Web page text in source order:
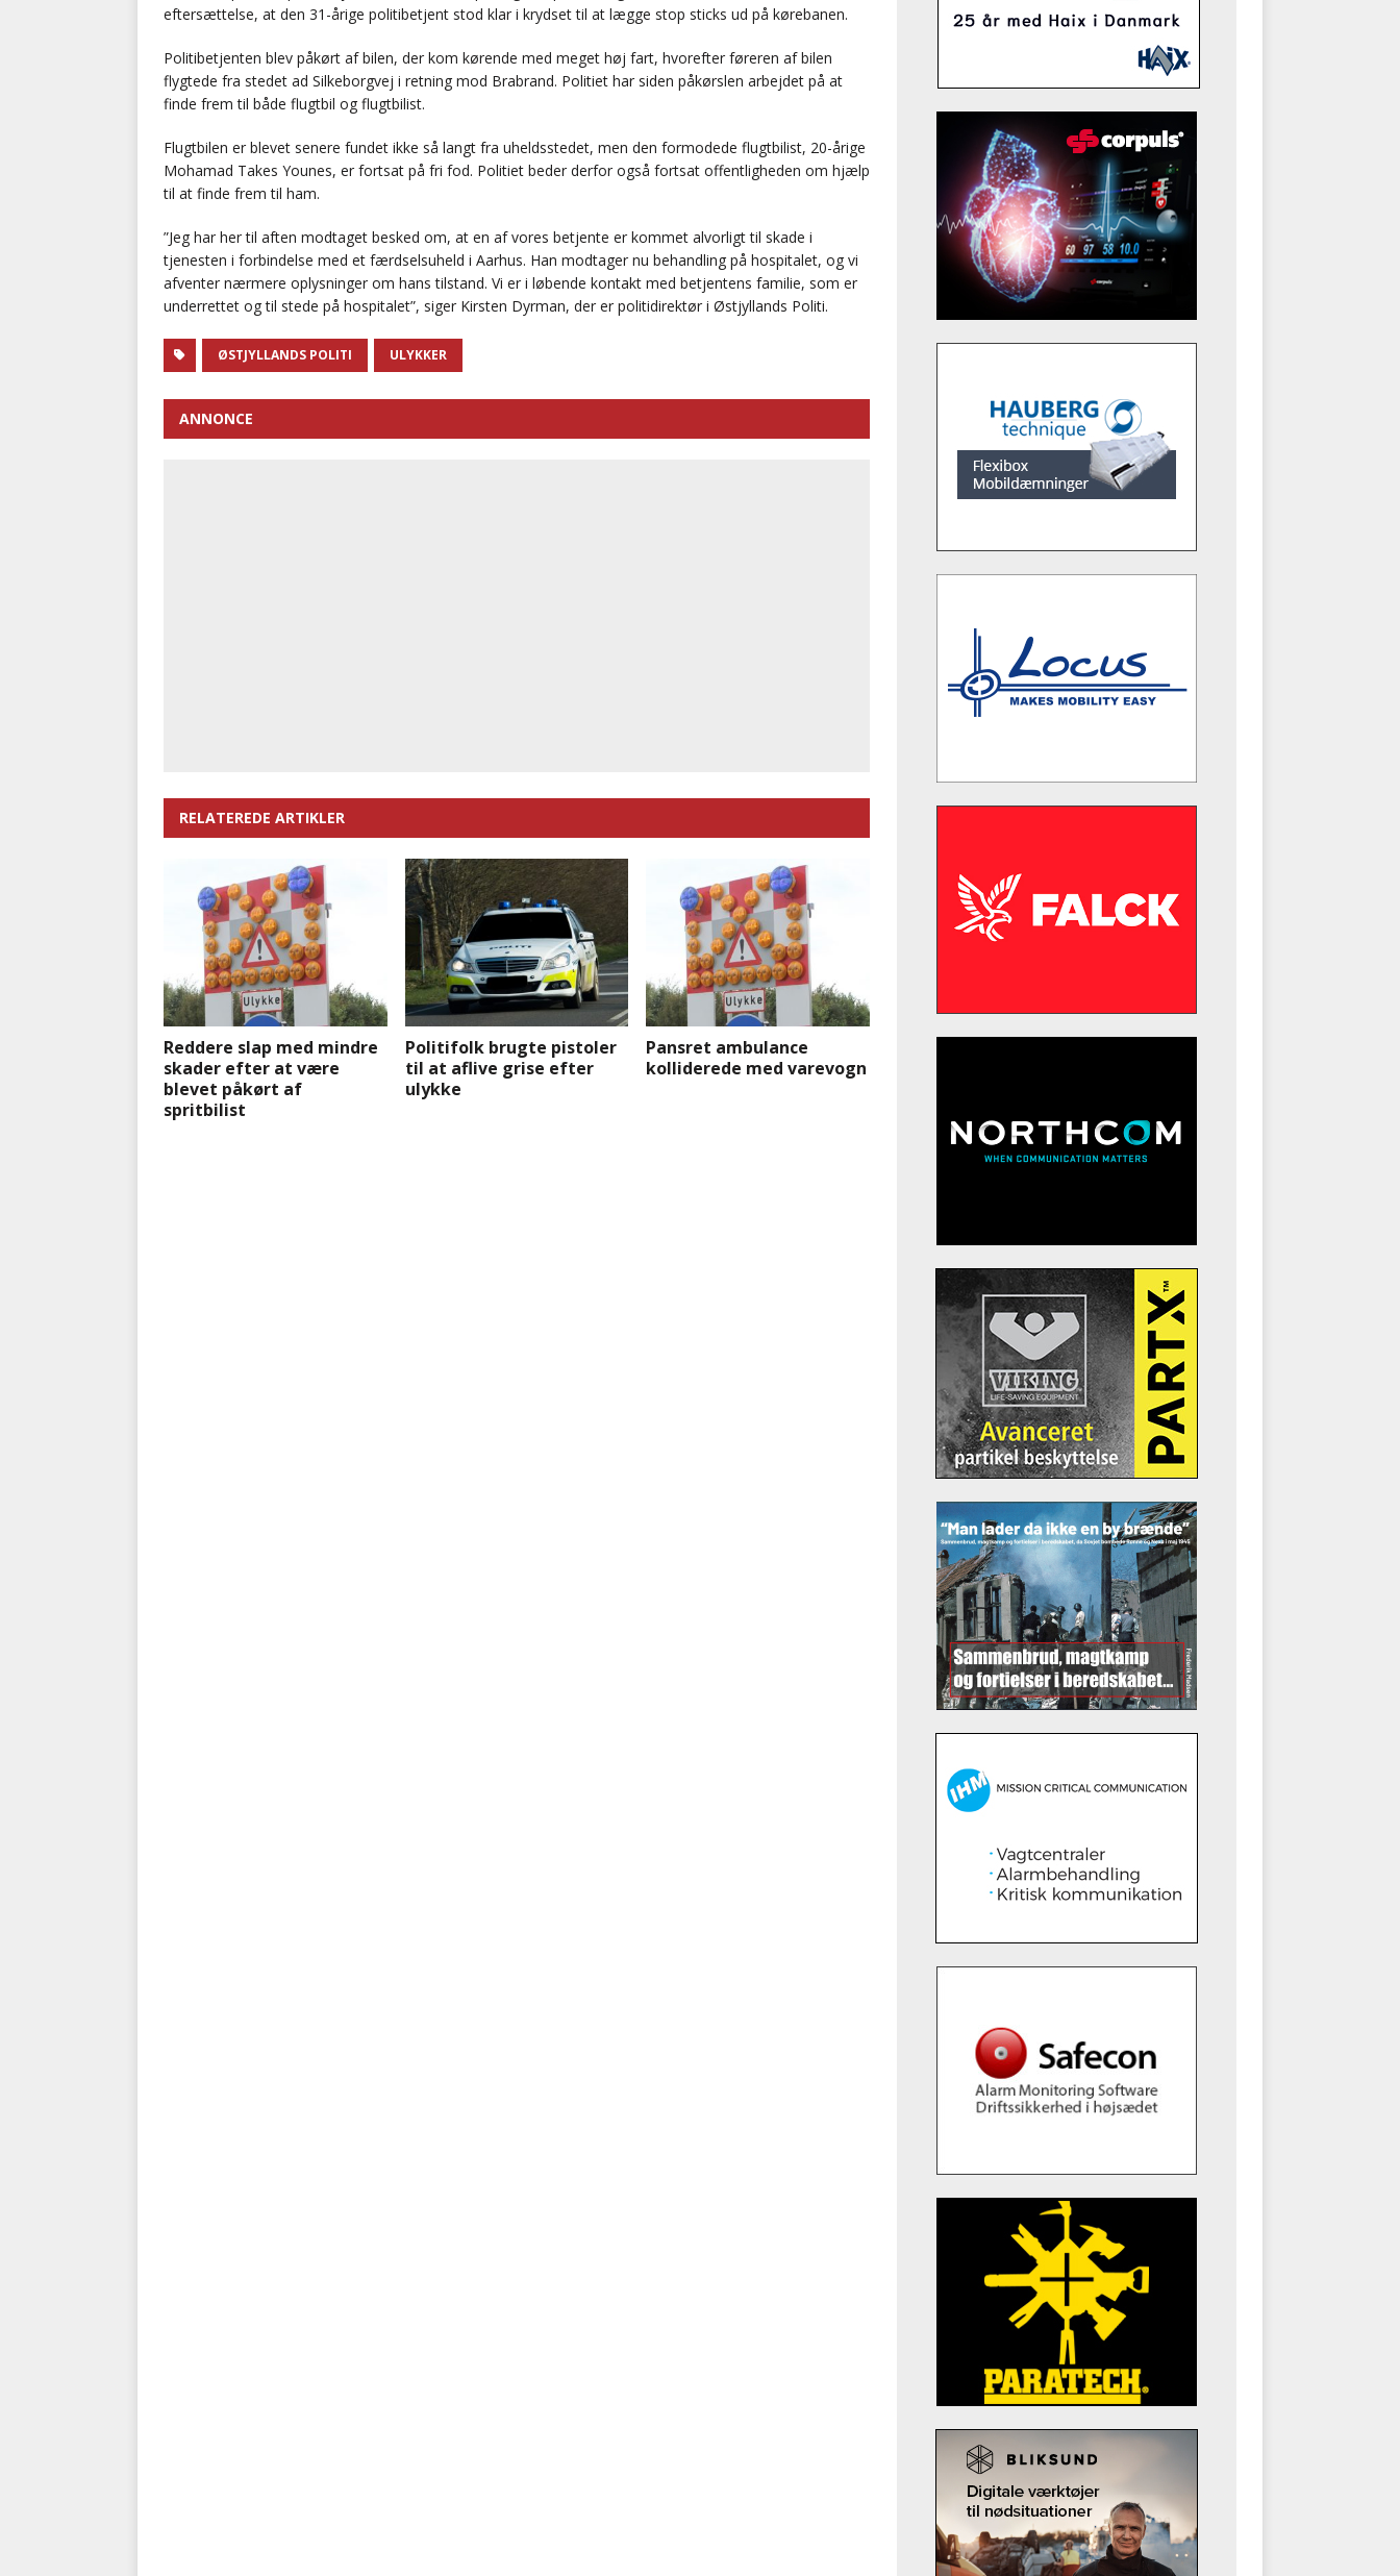
eftersættelse, at den 31-årige politibetjent stod klar i krydset til at lægge stop sticks ud på kørebanen.
Politibetjenten blev påkørt af bilen, der kom kørende med meget høj fart, hvorefter føreren af bilen
flygtede fra stedet ad Silkeborgvej i retning mod Brabrand. Politiet har siden påkørslen arbejdet på at
finde frem til både flugtbil og flugtbilist.
Flugtbilen er blevet senere fundet ikke så langt fra uheldsstedet, men den formodede flugtbilist, 20-årige
Mohamad Takes Younes, er fortsat på fri fod. Politiet beder derfor også fortsat offentligheden om hjælp
til at finde frem til ham.
”Jeg har her til aften modtaget besked om, at en af vores betjente er kommet alvorligt til skade i
tjenesten i forbindelse med et færdselsuheld i Aarhus. Han modtager nu behandling på hospitalet, og vi
afventer nærmere oplysninger om hans tilstand. Vi er i løbende kontakt med betjentens familie, som er
underrettet og til stede på hospitalet”, siger Kirsten Dyrman, der er politidirektør i Østjyllands Politi.
ØSTJYLLANDS POLITI ULYKKER
ANNONCE
RELATEREDE ARTIKLER
Reddere slap med mindre
skader efter at være
blevet påkørt af
spritbilist
Politifolk brugte pistoler
til at aflive grise efter
ulykke
Pansret ambulance
kolliderede med varevogn